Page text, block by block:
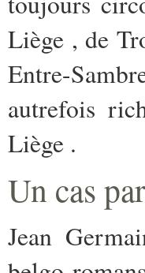
Liège , de
Entre-
autrefois
Liège .
Un cas
Jean